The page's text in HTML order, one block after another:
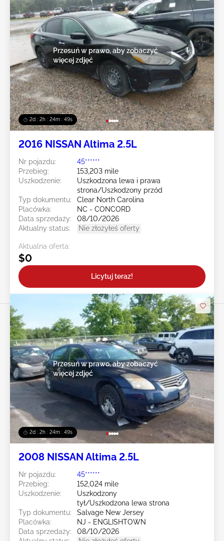
2d : 2h : 24m : 47s
Przesuń w prawo, aby zobaczyć
więcej zdjęć
2016 NISSAN Altima 2.5L
Nr pojazdu:
45******
Przebieg:
153,203 mile
Uszkodzenie:
Uszkodzona lewa i prawa
strona/Uszkodzony przód
Typ dokumentu:
Clear North Carolina
Placówka:
NC - CONCORD
Data sprzedaży:
08/10/2026
Aktualny status:
Nie złożyłeś oferty
Aktualna oferta:
$0
Licytuj teraz!
2d : 2h : 24m : 47s
Przesuń w prawo, aby zobaczyć
więcej zdjęć
2008 NISSAN Altima 2.5L
Nr pojazdu:
45******
Przebieg:
152,024 mile
Uszkodzenie:
Uszkodzony
tył/Uszkodzona lewa strona
Typ dokumentu:
Salvage New Jersey
Placówka:
NJ - ENGLISHTOWN
Data sprzedaży:
08/10/2026